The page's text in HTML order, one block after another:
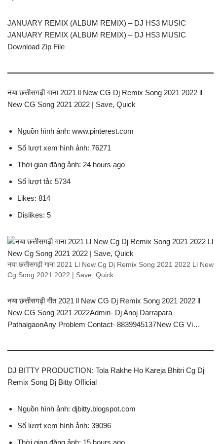
JANUARY REMIX (ALBUM REMIX) – DJ HS3 MUSIC
JANUARY REMIX (ALBUM REMIX) – DJ HS3 MUSIC
Download Zip File
नया छत्तीसगढ़ी गाना 2021 ll New CG Dj Remix Song 2021 2022 ll
New CG Song 2021 2022 | Save, Quick
Nguồn hình ảnh: www.pinterest.com
Số lượt xem hình ảnh: 76271
Thời gian đăng ảnh: 24 hours ago
Số lượt tải: 5734
Likes: 814
Dislikes: 5
नया छत्तीसगढ़ी गाना 2021 Ll New Cg Dj Remix Song 2021 2022 Ll New
Cg Song 2021 2022 | Save, Quick
नया छत्तीसगढ़ी गीत 2021 ll New CG Dj Remix Song 2021 2022 ll
New CG Song 2021 2022Admin- Dj Anoj Darrapara
PathalgaonAny Problem Contact- 8839945137New CG Vi…
DJ BITTY PRODUCTION: Tola Rakhe Ho Kareja Bhitri Cg Dj
Remix Song Dj Bitty Official
Nguồn hình ảnh: djbitty.blogspot.com
Số lượt xem hình ảnh: 39096